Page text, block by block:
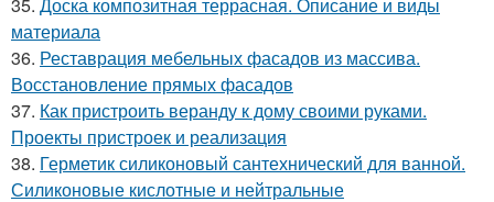
35. Доска композитная террасная. Описание и виды
материала
36. Реставрация мебельных фасадов из массива.
Восстановление прямых фасадов
37. Как пристроить веранду к дому своими руками.
Проекты пристроек и реализация
38. Герметик силиконовый сантехнический для ванной.
Силиконовые кислотные и нейтральные